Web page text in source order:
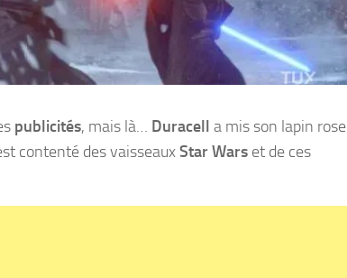
publicités, mais là… Duracell a mis son lapin rose
contenté des vaisseauxStar Wars et de ces